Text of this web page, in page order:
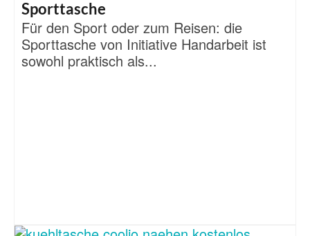
Sporttasche
Für den Sport oder zum Reisen: die
Sporttasche von Initiative Handarbeit ist
sowohl praktisch als...